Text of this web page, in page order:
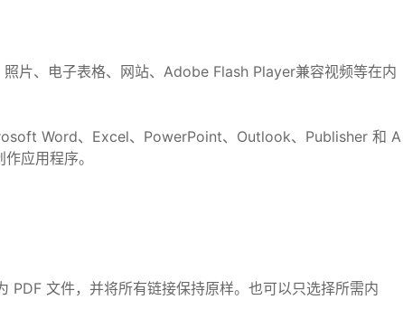
片、电子表格、网站、Adobe Flash Player兼容视频等在内
Word、Excel、PowerPoint、Outlook、Publisher 和 A
应用程序。
文件，并将所有链接保持原样。也可以只选择所需内